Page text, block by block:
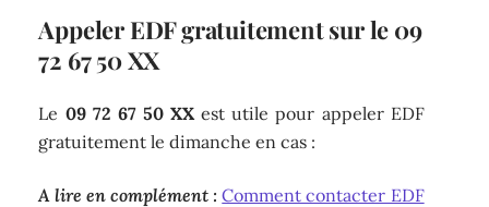
Appeler EDF gratuitement sur le 09
72 67 50 XX
Le 09 72 67 50 XXest utile pour appeler EDF
gratuitement le dimanche en cas :
A lire en complément : Comment contacter EDF